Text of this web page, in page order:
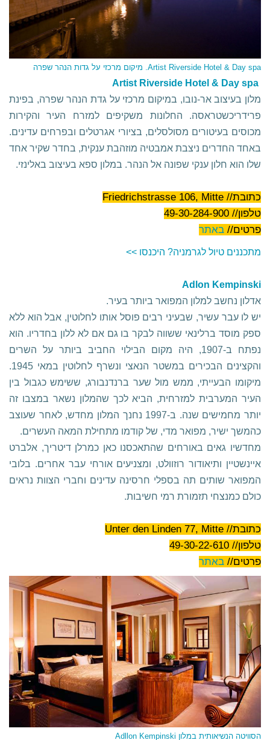
Artist Riverside Hotel & Day spa. מיקום מרכזי על גדות הנהר שפרה
מלון בעיצוב אר-נובו, במיקום מרכזי על גדת הנהר שפרה, בפינת
פרידריכשטראסה. החלונות משקיפים למזרח העיר והקירות
מכוסים בעיטורים מסולסלים, בציורי אגרטלים ובפרחים עדינים.
באחד החדרים ניצבת אמבטיה מוזהבת ענקית, בחדר שקיר אחד
שלו הוא חלון ענקי שפונה אל הנהר. במלון ספא בעיצוב באלינזי.
כתובת// Friedrichstrasse 106, Mitte
טלפון// 49-30-284-900
פרטים// באתר
מתכננים טיול לגרמניה? היכנסו >>
Adlon Kempinski
אדלון נחשב למלון המפואר ביותר בעיר.
יש לו עבר עשיר, שבעיני רבים פוסל אותו לחלוטין, אבל הוא ללא
ספק מוסד ברלינאי ששווה לבקר בו גם אם לא ללון בחדריו. הוא
נפתח ב-1907, היה מקום הבילוי החביב ביותר על השרים
והקצינים הבכירים במשטר הנאצי ונשרף לחלוטין במאי 1945.
מיקומו הבעייתי, ממש מול שער ברנדנבורג, ששימש כגבול בין
העיר המערבית למזרחית, הביא לכך שהמלון נשאר במצבו זה
יותר מחמישים שנה. ב-1997 נחנך המלון מחדש, לאחר שעוצב
כהמשך ישיר, מפואר מדי, של קודמו מתחילת המאה העשרים.
מחדשיו גאים באורחים שהתאכסנו כאן כמרלן דיטריך, אלברט
איינשטיין ותיאודור רוזוולט, ומצניעים אורחי עבר אחרים. בלובי
המפואר שותים תה בספלי חרסינה עדינים וחברי הצוות נראים
כולם כמנצחי תזמורת רמי חשיבות.
כתובת// Unter den Linden 77, Mitte
טלפון// 49-30-22-610
פרטים// באתר
הסוויטה הנשיאותית במלון Adllon Kempinski